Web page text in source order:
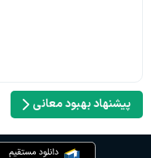
پیشنهاد بهبود معانی